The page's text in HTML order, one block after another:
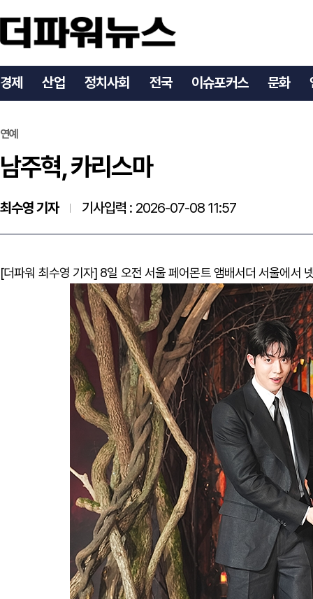
경제 산업 정치사회 전국 이슈포커스 문화
남주혁, 카리스마
연예
남주혁, 카리스마
최수영 기자 기사입력 : 2026-07-08 11:57
[더파워 최수영 기자] 8일 오전 서울 페어몬트 앰배서더 서울에서